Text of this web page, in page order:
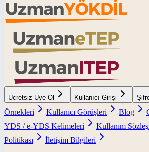
Ücretsiz Üye Ol Kullanıcı Girişi
Örnekleri
Kullanıcı Görüşleri Blog
YDS / e-YDS Kelimeleri
Kullanım
Politikası
İletişim Bilgileri